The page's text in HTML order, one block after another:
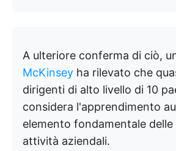
A ulteriore conferma di ciò,
McKinsey ha rilevato che
dirigenti di alto livello di 10
considera l'apprendimento
elemento fondamentale
attività aziendali.